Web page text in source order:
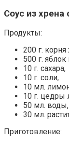
Соус из
Продукты:
200 г. корня
500 г.
10 г. сахара,
10 г. соли,
10 мл.
10 г. цедры
50 мл. воды,
30 мл.
Приготовление: